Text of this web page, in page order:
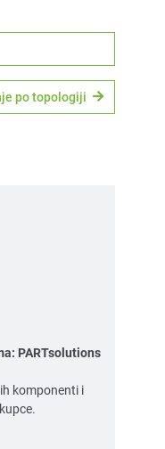
po topologiji
PARTsolutions
komponenti i